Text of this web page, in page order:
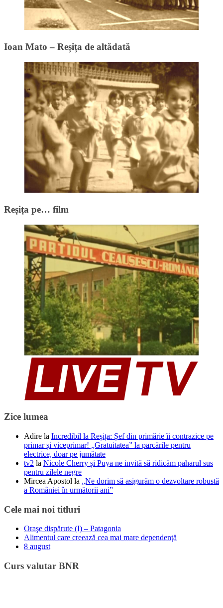
Ioan Mato – Reșița de altădată
Reșița pe… film
Zice lumea
Adire la Incredibil la Reșița: Șef din primărie îi contrazice pe
primar și viceprimar! „Gratuitatea” la parcările pentru
electrice, doar pe jumătate
tv2 la Nicole Cherry și Puya ne invită să ridicăm paharul sus
pentru zilele negre
Mircea Apostol la „Ne dorim să asigurăm o dezvoltare robustă
a României în următorii ani”
Cele mai noi titluri
Oraşe dispărute (I) – Patagonia
Alimentul care creează cea mai mare dependenţă
8 august
Curs valutar BNR